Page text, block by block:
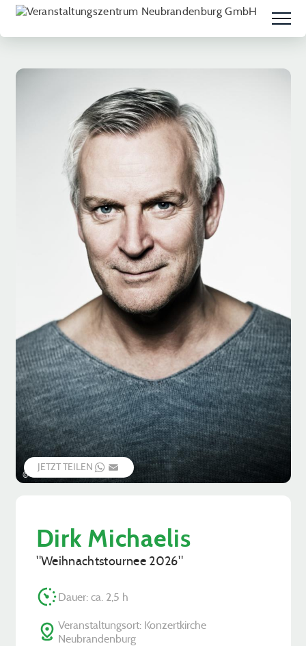
© Thomas Nitz
JETZT TEILEN WHATSAPP
EMAIL
Dirk Michaelis
"Weihnachtstournee 2026"
Dauer: ca. 2,5 h
Veranstaltungsort: Konzertkirche
Neubrandenburg